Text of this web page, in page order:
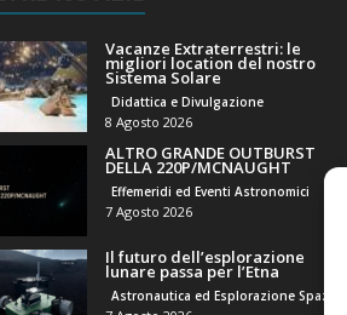
Vacanze Extraterrestri: le
migliori location del nostro
Sistema Solare
Didattica e Divulgazione
8 Agosto 2026
ALTRO GRANDE OUTBURST
DELLA 220P/MCNAUGHT
Effemeridi ed Eventi Astronomici
7 Agosto 2026
Il futuro dell’esplorazione
lunare passa per l’Etna